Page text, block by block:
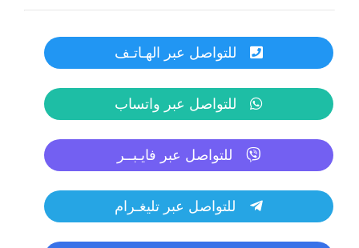
للتواصل عبر الهـاتـف
للتواصل عبر واتساب
للتواصل عبر فايـبــر
للتواصل عبر تليغـرام